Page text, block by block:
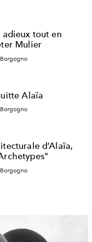
adieux tout en
Mulier
Alaïa
d’Alaïa,